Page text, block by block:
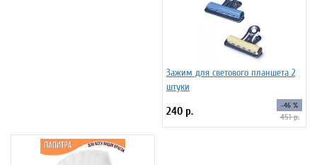
Зажим для светового планшета 2
штуки
240 р. -46 %
451 р.